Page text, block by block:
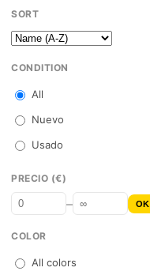
SORT
CONDITION
All
Nuevo
Usado
PRECIO (€)
– OK
COLOR
All colors